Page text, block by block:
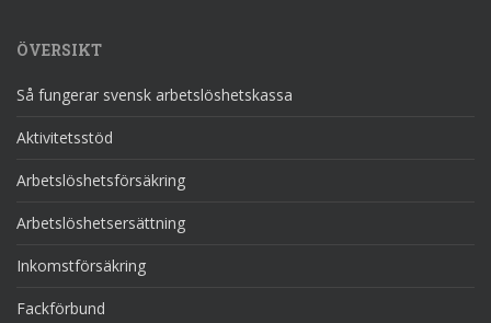
ÖVERSIKT
Så fungerar svensk arbetslöshetskassa
Aktivitetsstöd
Arbetslöshetsförsäkring
Arbetslöshetsersättning
Inkomstförsäkring
Fackförbund